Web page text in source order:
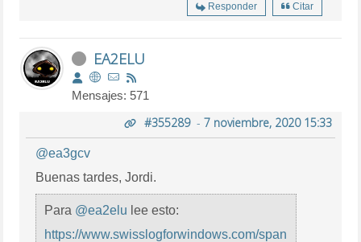
Responder Citar
EA2ELU
Mensajes: 571
#355289- 7 noviembre, 2020 15:33
@ea3gcv
Buenas tardes, Jordi.
Para @ea2elu lee esto:
https://www.swisslogforwindows.com/span